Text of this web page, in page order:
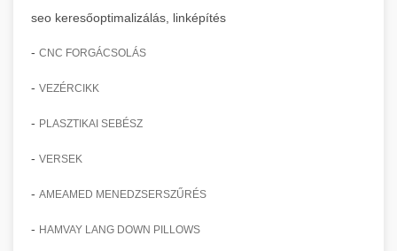
seo keresőoptimalizálás, linképítés
- CNC FORGÁCSOLÁS
- VEZÉRCIKK
- PLASZTIKAI SEBÉSZ
- VERSEK
- AMEAMED MENEDZSERSZŰRÉS
- HAMVAY LANG DOWN PILLOWS